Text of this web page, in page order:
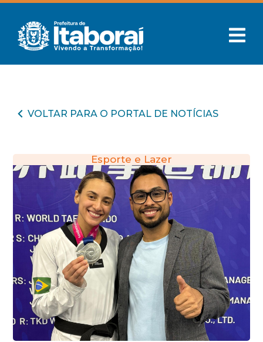
VOLTAR PARA O PORTAL DE NOTÍCIAS
Esporte e Lazer